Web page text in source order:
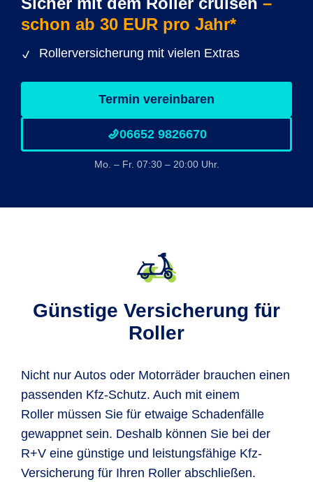
schon ab 30 EUR pro Jahr*
Rollerversicherung mit vielen Extras
Termin vereinbaren
06652 9826670
Mo. – Fr. 07:30 – 20:00 Uhr.
Günstige Versicherung für
Roller
Nicht nur Autos oder Motorräder brauchen einen
passenden Kfz-Schutz. Auch mit einem
Roller müssen Sie für etwaige Schadenfälle
gewappnet sein. Deshalb können Sie bei der
R+V eine günstige und leistungsfähige Kfz-
Versicherung für Ihren Roller abschließen.